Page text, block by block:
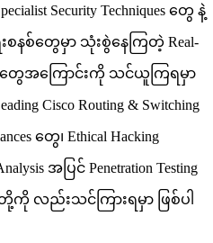
Security Techniques တွေ နဲ့
းစနစ်တွေမှာ သုံးစွဲနေကြတဲ့ Real-
တွေအကြောင်းကို သင်ယူကြရမှာ
Cisco Routing & Switching
တွေ၊ Ethical Hacking
အပြင် Penetration Testing
တို့ကို လည်းသင်ကြားရမှာ ဖြစ်ပါ